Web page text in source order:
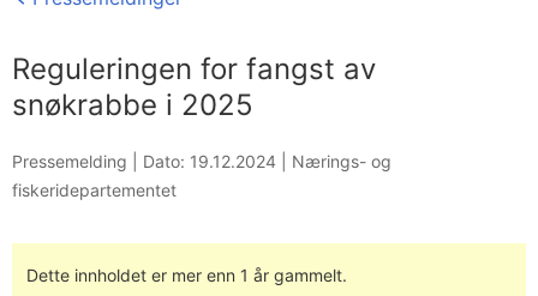
Reguleringen for fangst av
snøkrabbe i 2025
Pressemelding | Dato: 19.12.2024
Nærings- og
fiskeridepartementet
Dette innholdet er mer enn 1 år gammelt.